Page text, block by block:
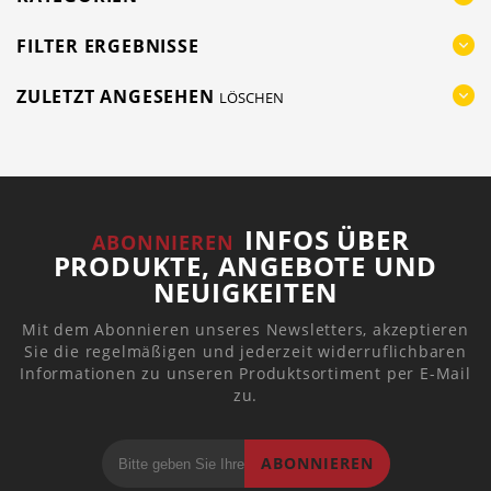
FILTER ERGEBNISSE
ZULETZT ANGESEHEN LÖSCHEN
ABONNIEREN INFOS ÜBER
PRODUKTE, ANGEBOTE UND
NEUIGKEITEN
Mit dem Abonnieren unseres Newsletters, akzeptieren
Sie die regelmäßigen und jederzeit widerruflichbaren
Informationen zu unseren Produktsortiment per E-Mail
zu.
ABONNIEREN